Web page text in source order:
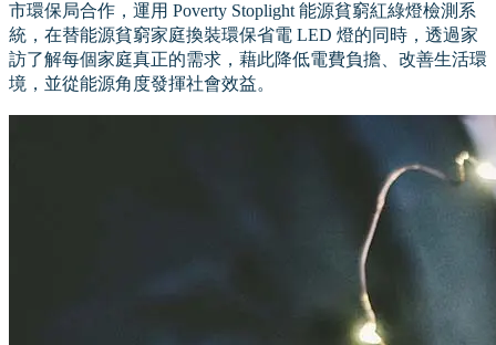
市環保局合作，運用 Poverty Stoplight 能源貧窮紅綠燈檢測系
統，在替能源貧窮家庭換裝環保省電 LED 燈的同時，透過家
訪了解每個家庭真正的需求，藉此降低電費負擔、改善生活環
境，並從能源角度發揮社會效益。